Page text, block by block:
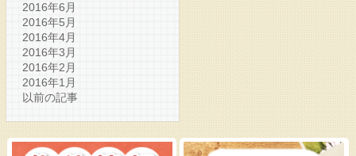
2016年6月
2016年5月
2016年4月
2016年3月
2016年2月
2016年1月
以前の記事